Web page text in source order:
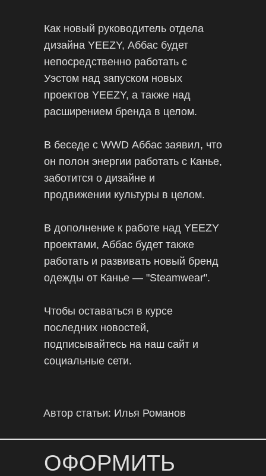
Как новый руководитель отдела
дизайна YEEZY, Аббас будет
непосредственно работать с
Уэстом над запуском новых
проектов YEEZY, а также над
расширением бренда в целом.
В беседе с WWD Аббас заявил, что
он полон энергии работать с Канье,
заботится о дизайне и
продвижении культуры в целом.
В дополнение к работе над YEEZY
проектами, Аббас будет также
работать и развивать новый бренд
одежды от Канье — "Steamwear".
Чтобы оставаться в курсе
последних новостей,
подписывайтесь на наш сайт и
социальные сети.
Автор статьи: Илья Романов
ОФОРМИТЬ